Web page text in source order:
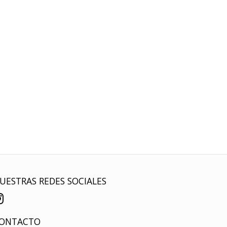
REDES SOCIALES